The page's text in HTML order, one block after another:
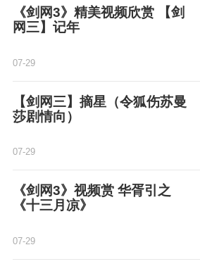
《剑网3》精美视频欣赏 【剑
网三】记年
07-29
【剑网三】摘星（令狐伤苏曼
莎剧情向）
07-29
《剑网3》视频赏 华胥引之
《十三月凉》
07-29